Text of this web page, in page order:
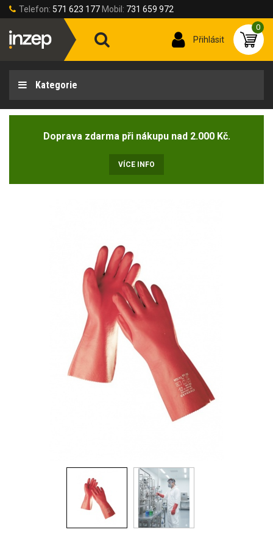
Telefon: 571 623 177 Mobil: 731 659 972
Přihlásit
0
Kategorie
Doprava zdarma při nákupu nad 2.000 Kč.
VÍCE INFO